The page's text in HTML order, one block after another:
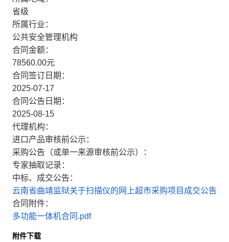
省级
所属行业：
公共安全管理机构
合同金额：
78560.00元
合同签订日期：
2025-07-17
合同公告日期：
2025-08-15
代理机构：
进口产品审核前公示：
采购公告（或单一来源审核前公示）：
专家抽取记录：
中标、成交公告：
云南省曲靖监狱关于扫描仪的网上超市采购项目成交公告
合同附件：
多功能一体机合同.pdf
附件下载